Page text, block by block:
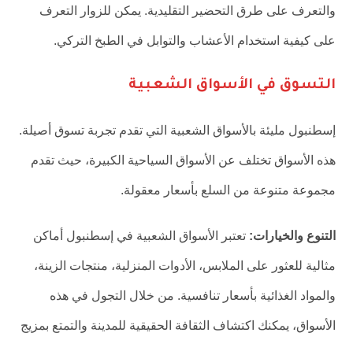
والتعرف على طرق التحضير التقليدية. يمكن للزوار التعرف
على كيفية استخدام الأعشاب والتوابل في الطبخ التركي.
التسوق في الأسواق الشعبية
إسطنبول مليئة بالأسواق الشعبية التي تقدم تجربة تسوق أصيلة.
هذه الأسواق تختلف عن الأسواق السياحية الكبيرة، حيث تقدم
مجموعة متنوعة من السلع بأسعار معقولة.
التنوع والخيارات: تعتبر الأسواق الشعبية في إسطنبول أماكن
مثالية للعثور على الملابس، الأدوات المنزلية، منتجات الزينة،
والمواد الغذائية بأسعار تنافسية. من خلال التجول في هذه
الأسواق، يمكنك اكتشاف الثقافة الحقيقية للمدينة والتمتع بمزيج